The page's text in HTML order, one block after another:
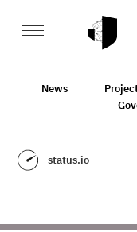
News
status.io